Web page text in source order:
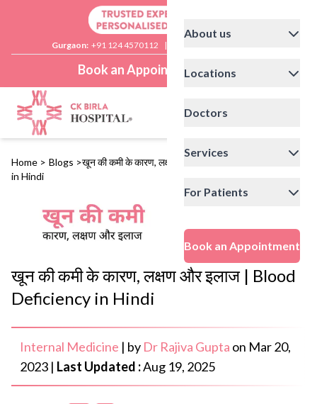
Gurgaon: +91 124 4570112 |
Book an Appointment
About us
Locations
Doctors
Services
For Patients
Book an Appointment
Home > Blogs >खून की कमी के कारण, लक्षण और इलाज | Blood Deficiency
in Hindi
खून की कमी के कारण, लक्षण और इलाज | Blood
Deficiency in Hindi
Internal Medicine | by Dr Rajiva Gupta on Mar 20,
2023 | Last Updated :Aug 19, 2025